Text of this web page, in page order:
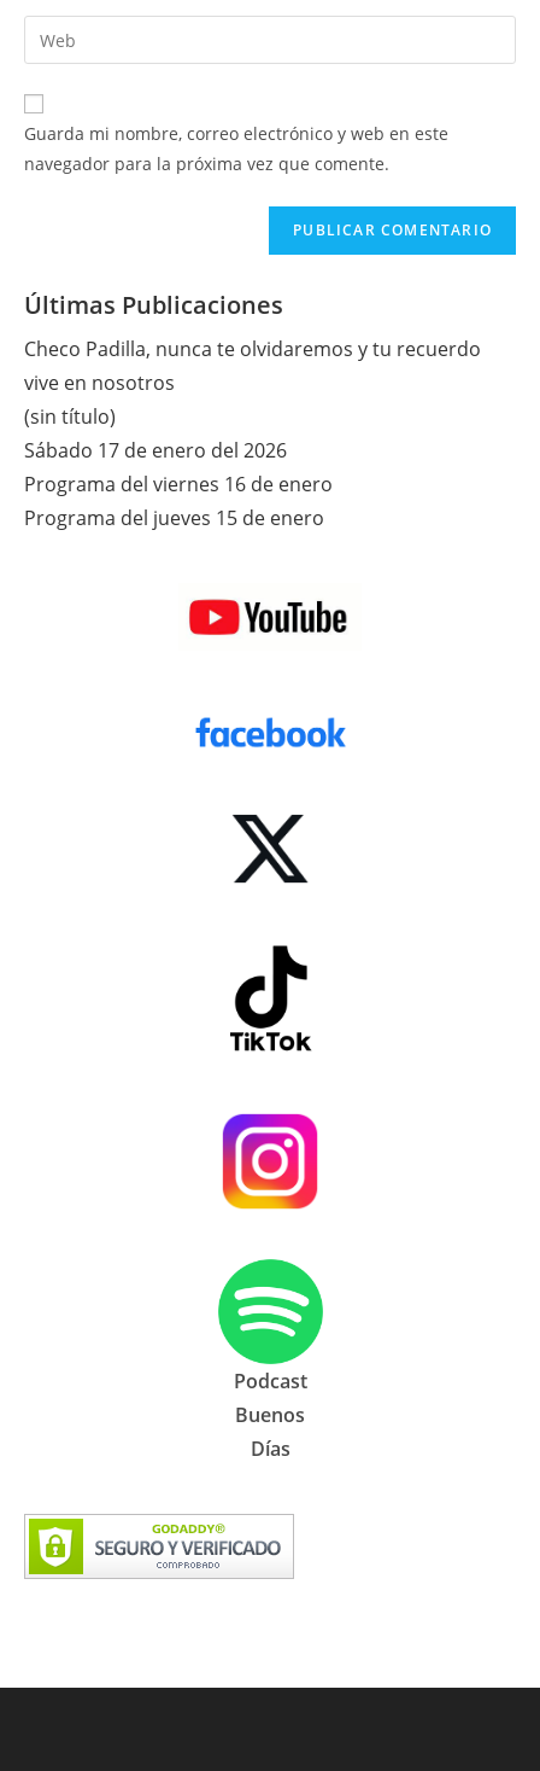
de
usuario
para
comentar
dirección
de
electrónico
para
comentar
Introduce
la
URL
de
Guarda mi nombre, correo electrónico y web en este
navegador para la próxima vez que comente.
Últimas Publicaciones
Checo Padilla, nunca te olvidaremos y tu recuerdo
vive en nosotros
(sin título)
Sábado 17 de enero del 2026
Programa del viernes 16 de enero
Programa del jueves 15 de enero
Podcast
Buenos
Días